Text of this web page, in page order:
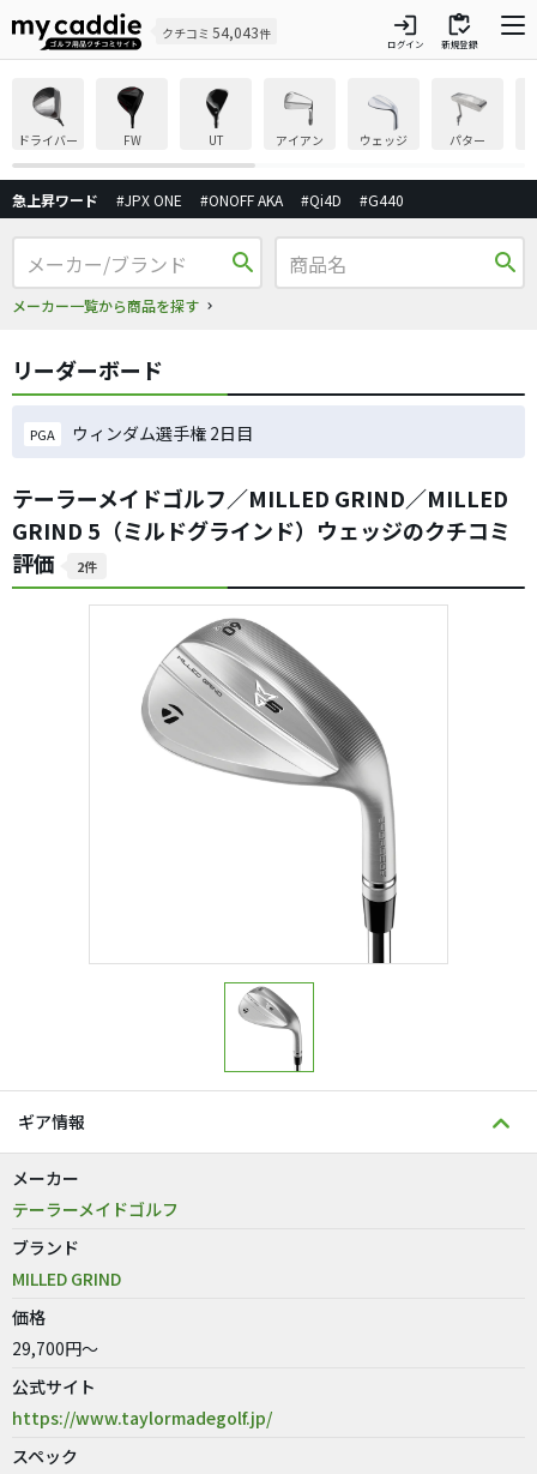
クチコミ 54,043件 login
ログイン
inventory
新規登録
ドライバー FW UT アイアン ウェッジ パター
急上昇ワード #JPX ONE #ONOFF AKA #Qi4D #G440
search
メーカー一覧から商品を探す
search
リーダーボード
PGA ウィンダム選手権 2日目
テーラーメイドゴルフ／MILLED GRIND／MILLED
GRIND 5（ミルドグラインド）ウェッジのクチコミ
評価
2件
ギア情報
メーカー
テーラーメイドゴルフ
ブランド
MILLED GRIND
価格
29,700円～
公式サイト
https://www.taylormadegolf.jp/
スペック